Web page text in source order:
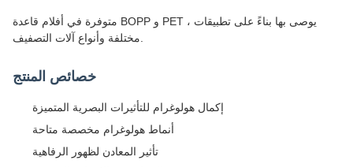
متوفرة في أفلام قاعدة BOPP و PET ، يوصى بها بناءً على تطبيقات
مختلفة وأنواع آلات التصفيف.
خصائص المنتج
إكمال هولوغرام للتأثيرات البصرية المتميزة
أنماط هولوغرام مخصصة متاحة
تأثير المعادن لظهور الرفاهية